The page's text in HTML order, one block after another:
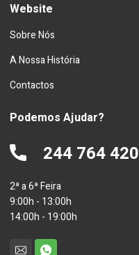
Website
Sobre Nós
A Nossa História
Contactos
Podemos Ajudar?
244 764 420
2ª a 6ª Feira
9:00h - 13:00h
14:00h - 19:00h